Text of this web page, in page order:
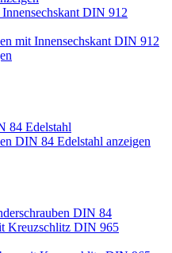
DIN 912
mit Innensechskant DIN 912
84 Edelstahl
DIN 84 Edelstahl anzeigen
DIN 84
Kreuzschlitz DIN 965